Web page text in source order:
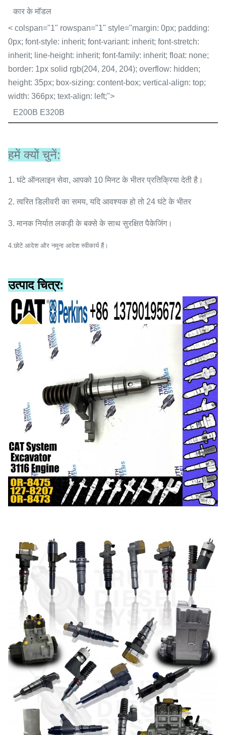
कार के मॉडल
< colspan="1" rowspan="1" style="margin: 0px; padding:
0px; font-style: inherit; font-variant: inherit; font-stretch:
inherit; line-height: inherit; font-family: inherit; float: none;
border: 1px solid rgb(204, 204, 204); overflow: hidden;
height: 35px; box-sizing: content-box; vertical-align: top;
width: 366px; text-align: left;">
E200B E320B
हमें क्यों चुनें:
1. घंटे ऑनलाइन सेवा, आपको 10 मिनट के भीतर प्रतिक्रिया देती है।
2. त्वरित डिलीवरी का समय, यदि आवश्यक हो तो 24 घंटे के भीतर
3. मानक निर्यात लकड़ी के बक्से के साथ सुरक्षित पैकेजिंग।
4 .छोटे आदेश और नमूना आदेश स्वीकार्य हैं।
उत्पाद चित्र: